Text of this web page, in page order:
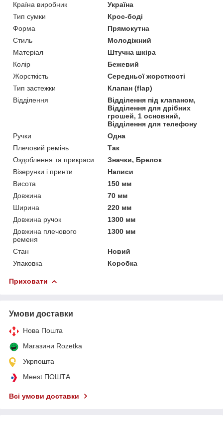
Країна виробник
Україна
Тип сумки
Крос-боді
Форма
Прямокутна
Стиль
Молодіжний
Матеріал
Штучна шкіра
Колір
Бежевий
Жорсткість
Середньої жорсткості
Тип застежки
Клапан (flap)
Відділення
Відділення під клапаном,
Відділення для дрібних
грошей, 1 основний,
Відділення для телефону
Ручки
Одна
Плечовий ремінь
Так
Оздоблення та прикраси
Значки, Брелок
Візерунки і принти
Написи
Висота
150 мм
Довжина
70 мм
Ширина
220 мм
Довжина ручок
1300 мм
Довжина плечового
ременя
1300 мм
Стан
Новий
Упаковка
Коробка
Приховати
Умови доставки
Нова Пошта
Магазини Rozetka
Укрпошта
Meest ПОШТА
Всі умови доставки